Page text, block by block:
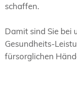
schaffen.
Damit sind Sie bei
Gesundheits-
fürsorglichen